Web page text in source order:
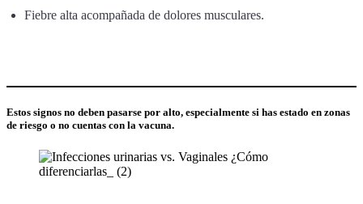
Fiebre alta acompañada de dolores musculares.
Estos signos no deben pasarse por alto, especialmente si has estado en zonas
de riesgo o no cuentas con la vacuna.